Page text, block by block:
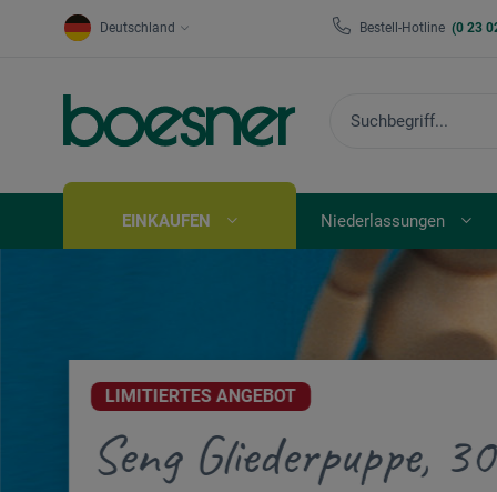
Deutschland Bestell-Hotline (0 23
EINKAUFEN Niederlassungen
LIMITIERTES ANGEBOT
Seng Gliederpuppe,